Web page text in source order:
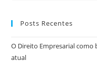
Posts Recentes
O Direito Empresarial
atual